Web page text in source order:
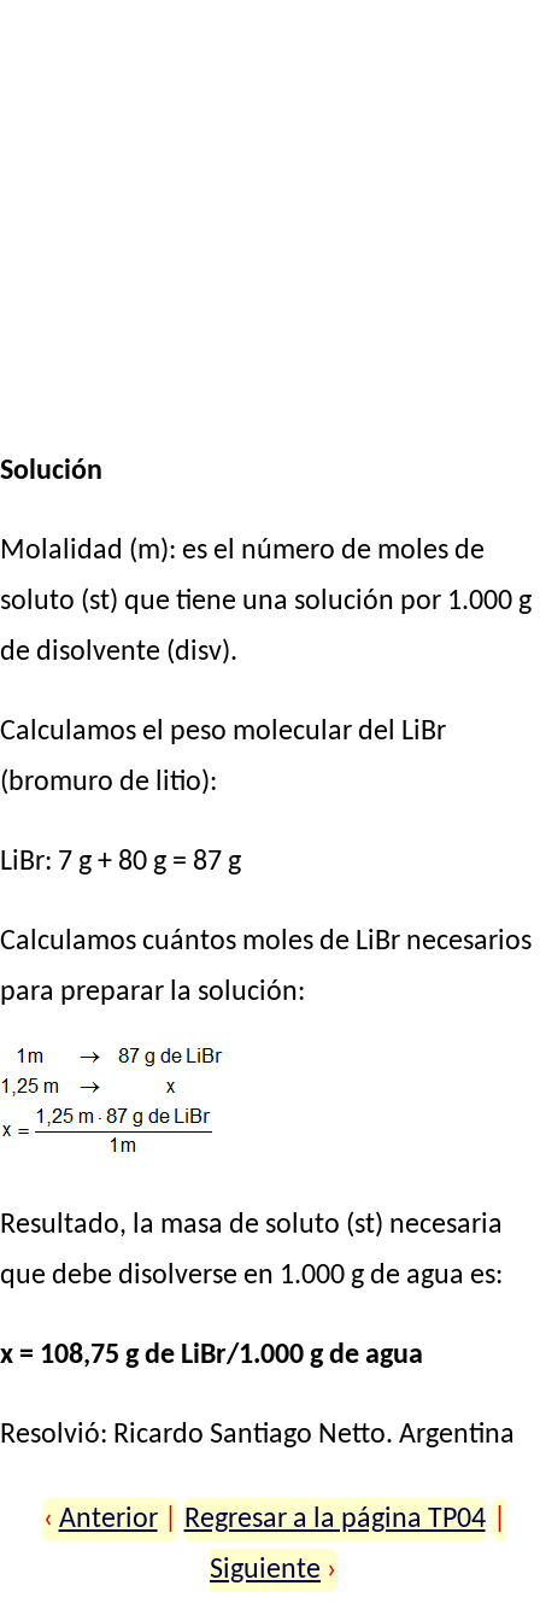
Solución
Molalidad (m): es el número de moles de
soluto (st) que tiene una solución por 1.000 g
de disolvente (disv).
Calculamos el peso molecular del LiBr
(bromuro de litio):
LiBr: 7 g + 80 g = 87 g
Calculamos cuántos moles de LiBr necesarios
para preparar la solución:
Resultado, la masa de soluto (st) necesaria
que debe disolverse en 1.000 g de agua es:
x = 108,75 g de LiBr/1.000 g de agua
Resolvió: Ricardo Santiago Netto. Argentina
‹ Anterior Regresar a la página TP04
Siguiente ›